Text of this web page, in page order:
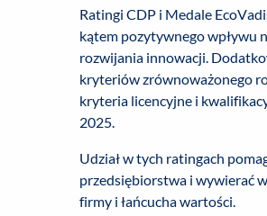
Ratingi CDP i Medale
kątem pozytywnego wpływu
rozwijania innowacji.
kryteriów zrównoważonego
kryteria licencyjne i
2025.
Udział w tych ratingach
przedsiębiorstwa i wywierać
firmy i łańcucha wartości.